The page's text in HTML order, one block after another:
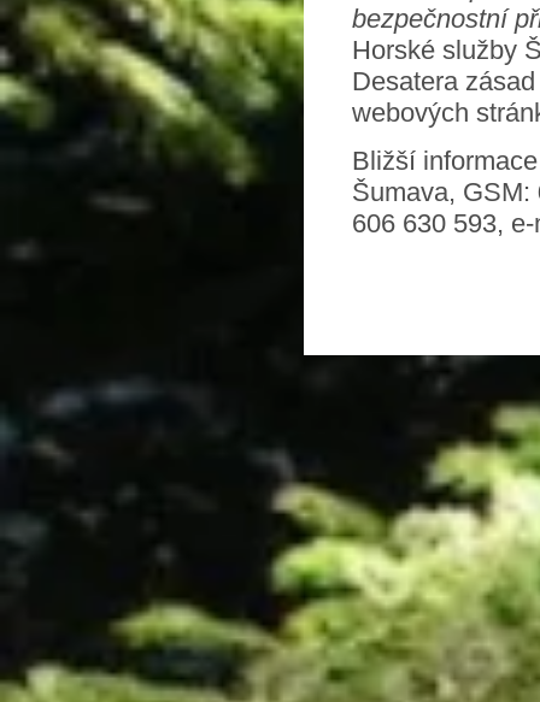
bezpečnostní
Horské služby
Desatera
webových
Bližší
Šumava, GSM:
606 630 593,